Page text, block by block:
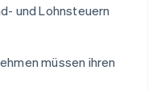
und Lohnsteuern
müssen ihren